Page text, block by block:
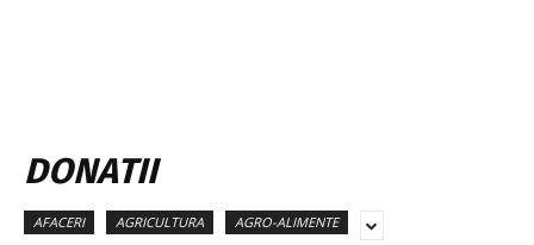
DONATII
AFACERI AGRICULTURA AGRO-ALIMENTE